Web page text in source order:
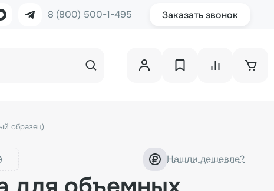
8 (800) 500-1-495 Заказать звонок
образец)
Нашли дешевле?